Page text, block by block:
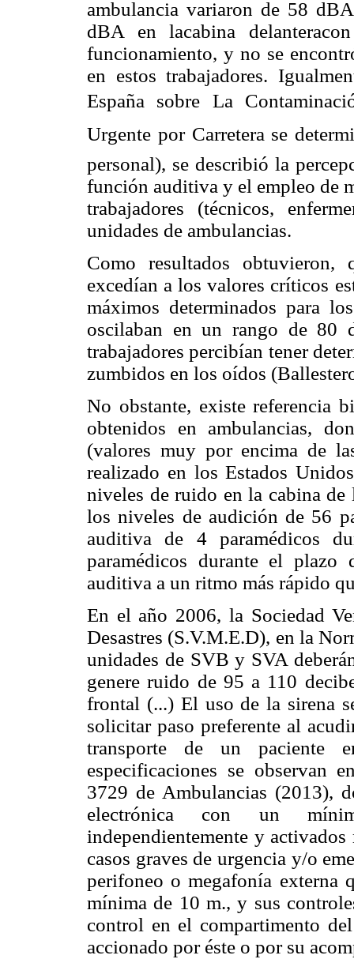
ambulancia variaron de 58
dBA en lacabina
funcionamiento, y no se
en estos trabajadores.
España sobre La
Urgente por Carretera se
personal), se describió la
función auditiva y el empleo de
trabajadores (técnicos,
unidades de ambulancias.
Como resultados
excedían a los valores críticos
máximos determinados para
oscilaban en un rango de 80
trabajadores percibían tener
zumbidos en los oídos
No obstante, existe referencia
obtenidos en ambulancias,
(valores muy por encima de
realizado en los Estados
niveles de ruido en la cabina de
los niveles de audición de 56
auditiva de 4 paramédicos
paramédicos durante el plazo
auditiva a un ritmo más rápido
En el año 2006, la Sociedad
Desastres (S.V.M.E.D), en la
unidades de SVB y SVA
genere ruido de 95 a 110
frontal (...) El uso de la sirena
solicitar paso preferente al
transporte de un paciente
especificaciones se observan
3729 de Ambulancias (2013),
electrónica con un
independientemente y
casos graves de urgencia y/o
perifoneo o megafonía externa
mínima de 10 m., y sus
control en el compartimento
accionado por éste o por su